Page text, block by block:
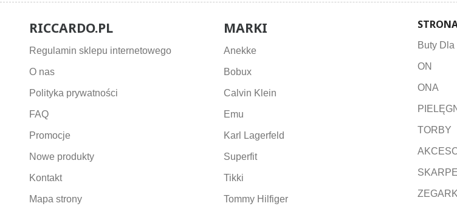
RICCARDO.PL
Regulamin sklepu internetowego
O nas
Polityka prywatności
FAQ
Promocje
Nowe produkty
Kontakt
Mapa strony
MARKI
Anekke
Bobux
Calvin Klein
Emu
Karl Lagerfeld
Superfit
Tikki
Tommy Hilfiger
Buty
ON
ONA
TORBY
ZEGARKI